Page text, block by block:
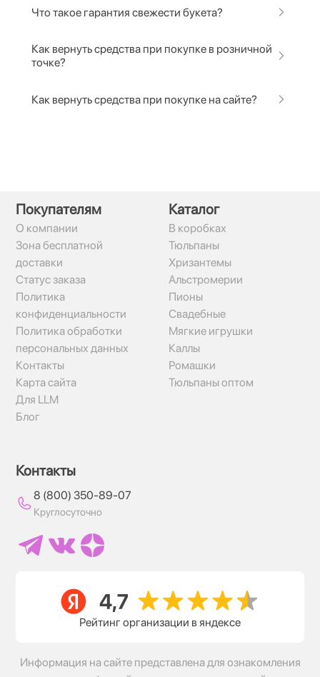
Что такое гарантия свежести букета?
Как вернуть средства при покупке в розничной
точке?
Как вернуть средства при покупке на сайте?
Покупателям
О компании
Зона бесплатной
доставки
Статус заказа
Политика
конфиденциальности
Политика обработки
персональных данных
Контакты
Карта сайта
Для LLM
Блог
Каталог
В коробках
Тюльпаны
Хризантемы
Альстромерии
Пионы
Свадебные
Мягкие игрушки
Каллы
Ромашки
Тюльпаны оптом
Контакты
8 (800) 350-89-07
Круглосуточно
Рейтинг организации в яндексе
Информация на сайте представлена для ознакомления